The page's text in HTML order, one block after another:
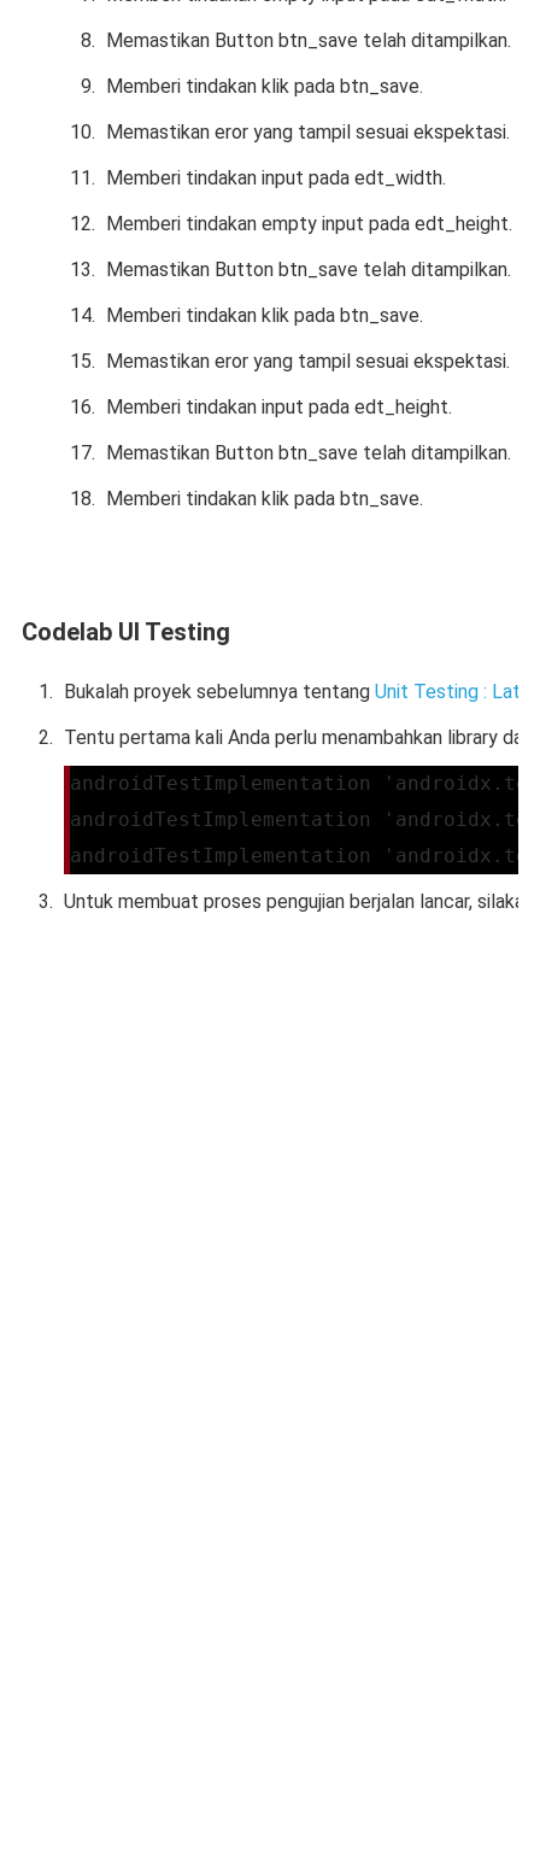
Memastikan Button btn_save telah ditampilkan.
Memberi tindakan klik pada btn_save.
Memastikan eror yang tampil sesuai ekspektasi.
Memberi tindakan input pada edt_width.
Memberi tindakan empty input pada edt_height.
Memastikan Button btn_save telah ditampilkan.
Memberi tindakan klik pada btn_save.
Memastikan eror yang tampil sesuai ekspektasi.
Memberi tindakan input pada edt_height.
Memastikan Button btn_save telah ditampilkan.
Memberi tindakan klik pada btn_save.
Codelab UI Testing
Bukalah proyek sebelumnya tentang Unit Testing :
Tentu pertama kali Anda perlu menambahkan library
androidTestImplementation
androidTestImplementation
androidTestImplementation
Untuk membuat proses pengujian berjalan lancar,